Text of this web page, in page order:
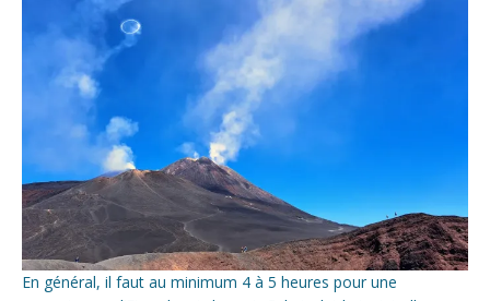
En général, il faut au minimum 4 à 5 heures pour une